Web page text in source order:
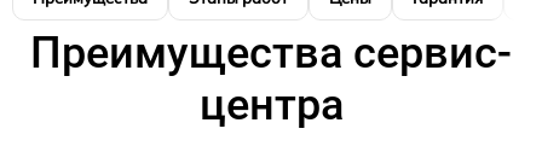
Преимущества сервис-
центра